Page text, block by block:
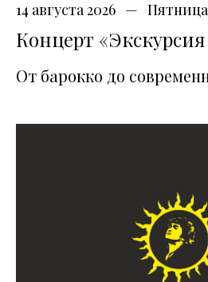
14 августа 2026 Пятница
Концерт
От барокко до